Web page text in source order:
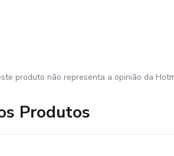
produto não representa a opinião da
Produtos